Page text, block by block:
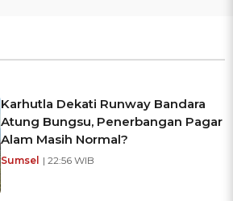
Karhutla Dekati Runway Bandara
Atung Bungsu, Penerbangan Pagar
Alam Masih Normal?
Sumsel | 22:56 WIB